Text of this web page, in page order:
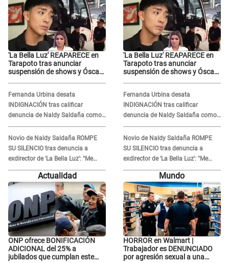
'La Bella Luz' REAPARECE en
Tarapoto tras anunciar
suspensión de shows y Óscar
Fernanda Urbina desata
INDIGNACIÓN tras calificar
denuncia de Naldy Saldaña como
'acto bochornoso': "No es justo
atacar a otra mujer"
Novio de Naldy Saldaña ROMPE
SU SILENCIO tras denuncia a
exdirector de 'La Bella Luz': "Me
basta con que ella esté bien"
'La Bella Luz' REAPARECE en
Tarapoto tras anunciar
suspensión de shows y Óscar
Fernanda Urbina desata
INDIGNACIÓN tras calificar
denuncia de Naldy Saldaña como
'acto bochornoso': "No es justo
atacar a otra mujer"
Novio de Naldy Saldaña ROMPE
SU SILENCIO tras denuncia a
exdirector de 'La Bella Luz': "Me
basta con que ella esté bien"
Actualidad
ONP ofrece BONIFICACIÓN
ADICIONAL del 25% a
jubilados que cumplan este
Mundo
HORROR en Walmart |
Trabajador es DENUNCIADO
por agresión sexual a una